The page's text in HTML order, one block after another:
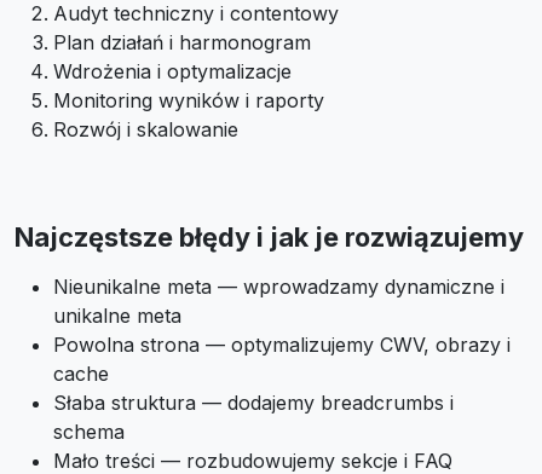
Audyt techniczny i contentowy
Plan działań i harmonogram
Wdrożenia i optymalizacje
Monitoring wyników i raporty
Rozwój i skalowanie
Najczęstsze błędy i jak je rozwiązujemy
Nieunikalne meta — wprowadzamy dynamiczne i
unikalne meta
Powolna strona — optymalizujemy CWV, obrazy i
cache
Słaba struktura — dodajemy breadcrumbs i
schema
Mało treści — rozbudowujemy sekcje i FAQ